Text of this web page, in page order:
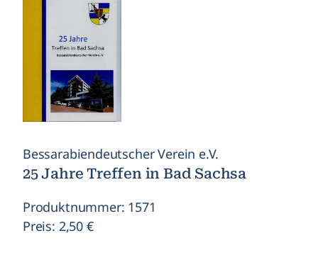
Bessarabiendeutscher Verein e.V.
25 Jahre Treffen in Bad Sachsa
Produktnummer: 1571
Preis: 2,50 €